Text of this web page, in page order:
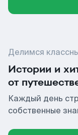
Делимся
Истории и
от
Каждый день
собственные